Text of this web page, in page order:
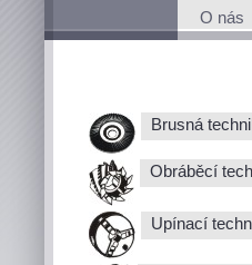
O nás
Brusná
Obráběcí
Upínací